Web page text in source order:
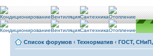
Список форумов ‹ Teхнорматив ‹ ГОСТ, СНиП,